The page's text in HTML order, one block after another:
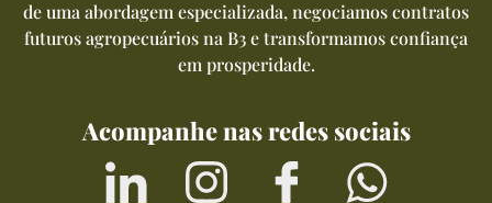
de uma abordagem especializada, negociamos contratos
futuros agropecuários na B3 e transformamos confiança
em prosperidade.
Acompanhe nas redes sociais